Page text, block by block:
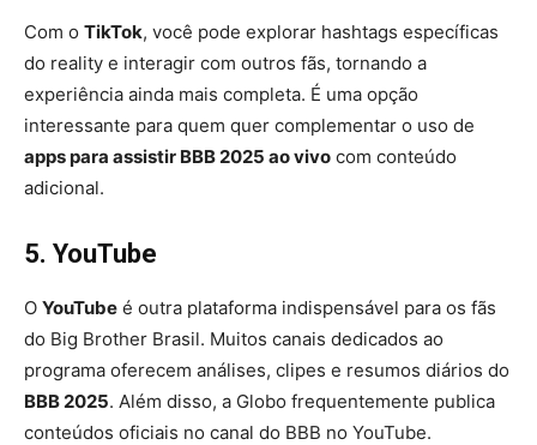
Com o TikTok, você pode explorar hashtags específicas
do reality e interagir com outros fãs, tornando a
experiência ainda mais completa. É uma opção
interessante para quem quer complementar o uso de
apps para assistir BBB 2025 ao vivo com conteúdo
adicional.
5. YouTube
O YouTube é outra plataforma indispensável para os fãs
do Big Brother Brasil. Muitos canais dedicados ao
programa oferecem análises, clipes e resumos diários do
BBB 2025. Além disso, a Globo frequentemente publica
conteúdos oficiais no canal do BBB no YouTube.